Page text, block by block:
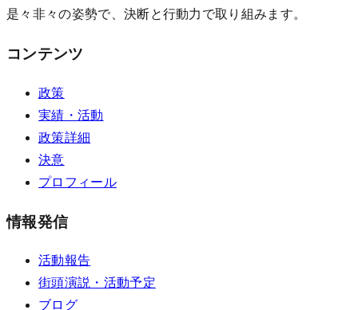
是々非々の姿勢で、決断と行動力で取り組みます。
コンテンツ
政策
実績・活動
政策詳細
決意
プロフィール
情報発信
活動報告
街頭演説・活動予定
ブログ